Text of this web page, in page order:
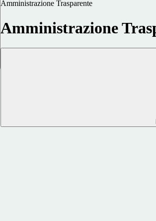
Amministrazione Trasparente
Amministrazione